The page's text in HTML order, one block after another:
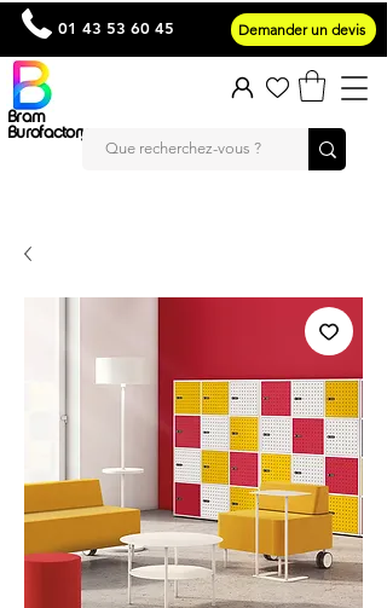
Bram
Burofactory
01 43 53 60 45 Demander un devis